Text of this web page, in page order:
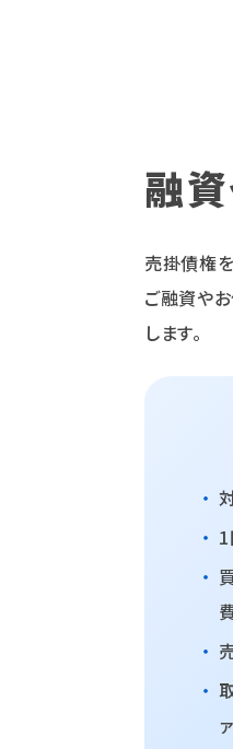
融
売掛債権
ご融資や
します。
・
・
・
・
・